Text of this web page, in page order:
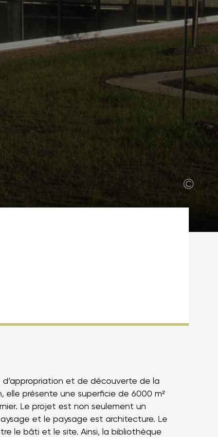
et de découverte de la
elle présente une superficie de 6000 m²
Le projet est non seulement un
et le paysage est architecture. Le
le bâti et le site. Ainsi, la bibliothèque